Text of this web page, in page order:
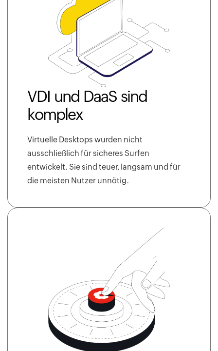
VDI und DaaS sind
komplex
Virtuelle Desktops wurden nicht
ausschließlich für sicheres Surfen
entwickelt. Sie sind teuer, langsam und für
die meisten Nutzer unnötig.